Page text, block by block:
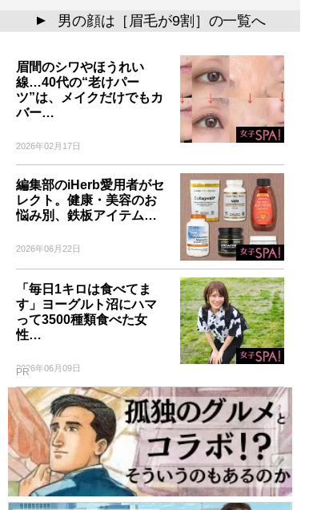
▲ 男の顔は［眉毛が9割］の一覧へ
眉間のシワやほうれい
線…40代の“老けパー
ツ”は、メイクだけでもカ
バー…
2026年02月17日
編集部のiHerb愛用者がセ
レクト。健康・美容のお
悩み別、鉄板アイテム…
2026年06月22日
「毎日1キロは食べてま
す」ヨーグルト沼にハマ
って3500種類食べた女
性…
2026年06月09日
PR